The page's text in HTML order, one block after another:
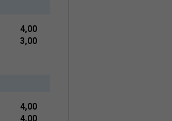
4,00
3,00
4,00
4,00